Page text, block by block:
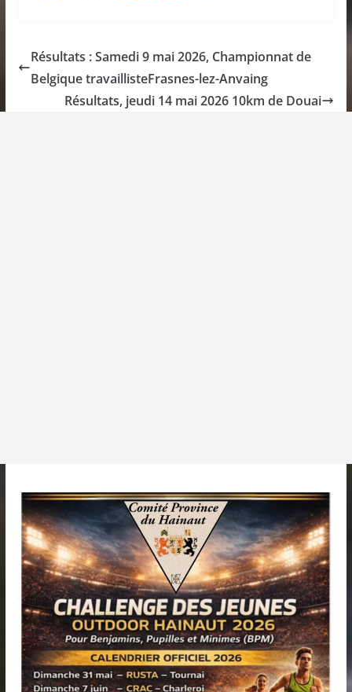
Résultats : Samedi 9 mai 2026, Championnat de
Belgique travaillisteFrasnes-lez-Anvaing
Résultats, jeudi 14 mai 2026 10km de Douai